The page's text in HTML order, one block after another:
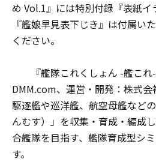
め Vol.1』には特別付録『表紙イ
『艦娘早見表下じき』は付属い
ください。
『艦隊これくしょん -艦これ-
DMM.com、運営・開発：株式会
駆逐艦や巡洋艦、航空母艦など
んむす）」を収集・育成・編成
合艦隊を目指す、艦隊育成型シ
す。